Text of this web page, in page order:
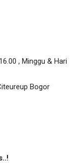
, Minggu & Hari
Bogor